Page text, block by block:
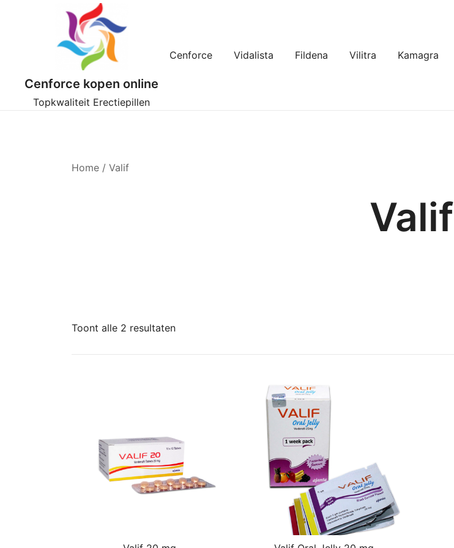
Cenforce kopen online
Topkwaliteit Erectiepillen
Cenforce Vidalista Fildena Vilitra Kamagra
Home / Valif
Valif
Toont alle 2 resultaten